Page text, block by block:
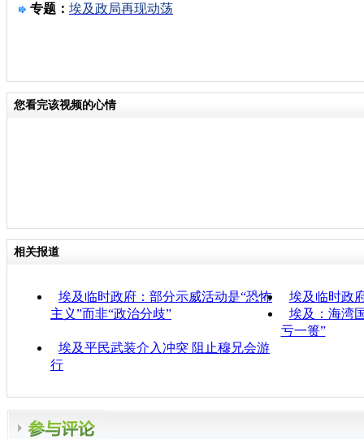
专题： 埃及政局再现动荡
您看完该视频的心情
相关报道
埃及临时政府：部分示威活动是“恐怖
主义”而非“政治分歧”
埃及临时政
埃及：海湾
亏一篑”
埃及平民武装介入冲突 阻止穆兄会游
行